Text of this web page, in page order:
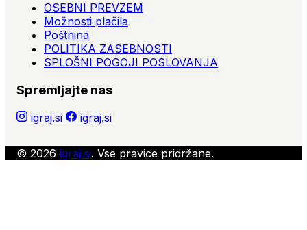
OSEBNI PREVZEM
Možnosti plačila
Poštnina
POLITIKA ZASEBNOSTI
SPLOŠNI POGOJI POSLOVANJA
Spremljajte nas
igraj.si igraj.si
© 2026 igraj.si. Vse pravice pridržane.